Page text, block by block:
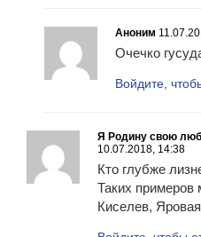
Аноним
Очечко
Войдите,
Я Родину свою
10.07.2018, 14:38
Кто глубже
Таких примеров
Киселев,